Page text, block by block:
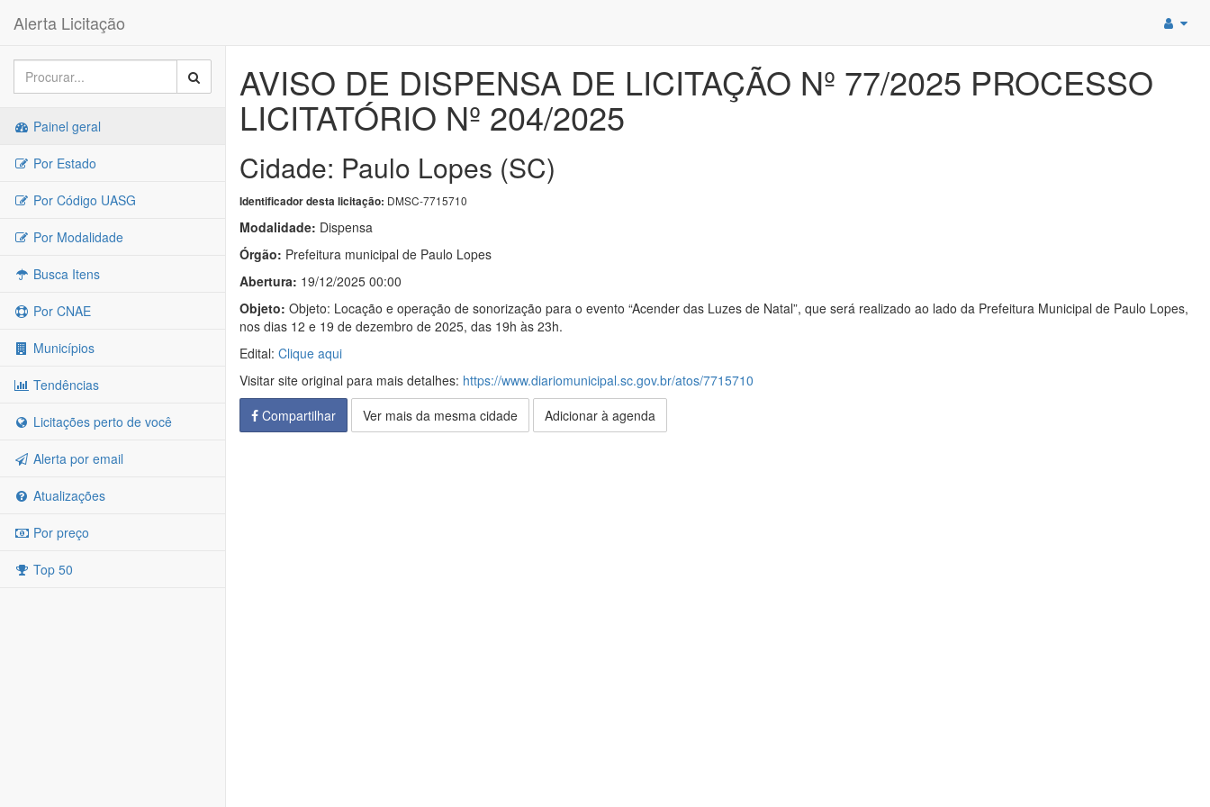
Alerta Licitação
Painel geral
Por Estado
Por Código UASG
Por Modalidade
Busca Itens
Por CNAE
Municípios
Tendências
Licitações perto de você
Alerta por email
Atualizações
Por preço
Top 50
AVISO DE DISPENSA DE LICITAÇÃO Nº 77/2025 PROCESSO
LICITATÓRIO Nº 204/2025
Cidade: Paulo Lopes (SC)
Identificador desta licitação: DMSC-7715710
Modalidade: Dispensa
Órgão: Prefeitura municipal de Paulo Lopes
Abertura: 19/12/2025 00:00
Objeto: Objeto: Locação e operação de sonorização para o evento “Acender das Luzes de Natal”, que será realizado ao lado da Prefeitura Municipal de Paulo Lopes,
nos dias 12 e 19 de dezembro de 2025, das 19h às 23h.
Edital: Clique aqui
Visitar site original para mais detalhes: https://www.diariomunicipal.sc.gov.br/atos/7715710
Compartilhar
Ver mais da mesma cidade Adicionar à agenda